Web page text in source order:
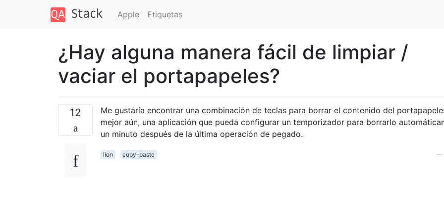
Apple Etiquetas
¿Hay alguna manera fácil de limpiar /
vaciar el portapapeles?
12
Me gustaría encontrar una combinación de teclas para borrar el contenido del
mejor aún, una aplicación que pueda configurar un temporizador para borrarlo
un minuto después de la última operación de pegado.
lion copy-paste